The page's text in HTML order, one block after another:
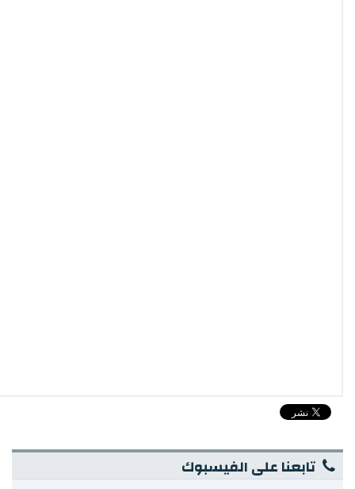
تابعنا على الفيسبوك